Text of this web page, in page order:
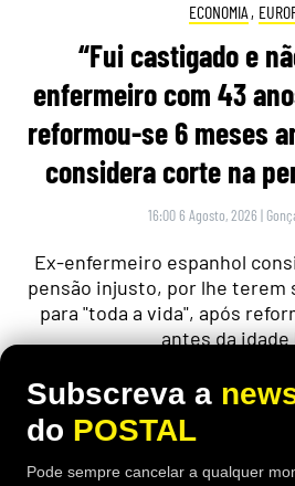
ECONOMIA ,
“Fui castigado e
enfermeiro com 43
reformou-se 6 meses
considera corte na
16:00 6 Agosto, 2026 |
Ex-enfermeiro espanhol
pensão injusto, por lhe terem
para "toda a vida", após
antes da idade
Subscreva a
do POSTAL
Pode sempre cancelar a qualquer